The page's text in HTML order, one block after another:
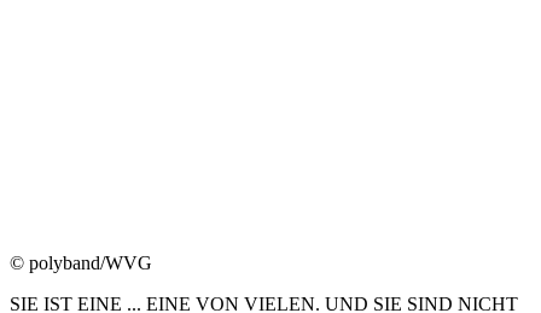
© polyband/WVG
SIE IST EINE ... EINE VON VIELEN. UND SIE SIND NICHT